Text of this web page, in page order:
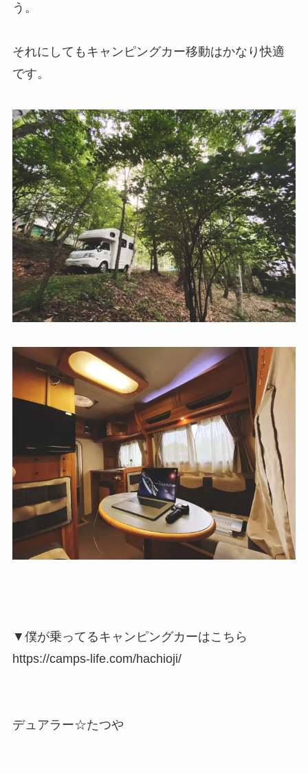
う。
それにしてもキャンピングカー移動はかなり快適
です。
▼僕が乗ってるキャンピングカーはこちら
https://camps-life.com/hachioji/
デュアラー☆たつや